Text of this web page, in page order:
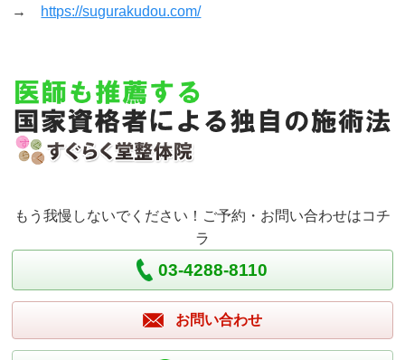
→ https://sugurakudou.com/
もう我慢しないでください！ご予約・お問い合わせはコチ
ラ
03-4288-8110
お問い合わせ